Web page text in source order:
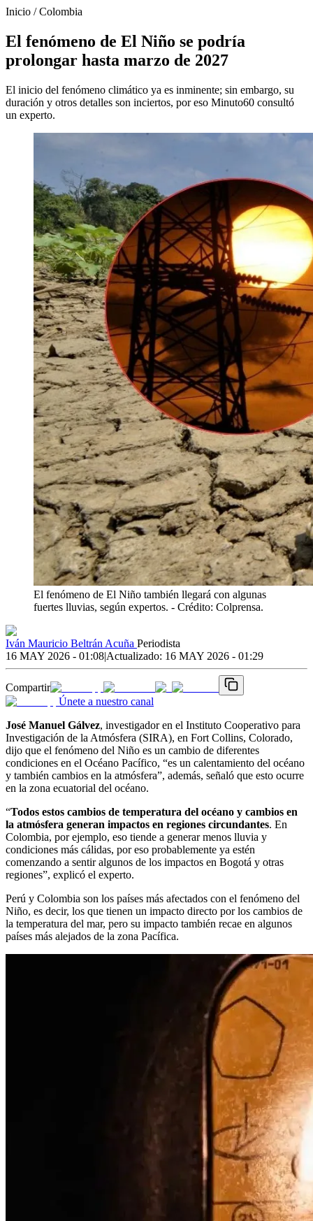
Inicio /Colombia
El fenómeno de El Niño se podría
prolongar hasta marzo de 2027
El inicio del fenómeno climático ya es inminente; sin embargo, su
duración y otros detalles son inciertos, por eso Minuto60 consultó
un experto.
El fenómeno de El Niño también llegará con algunas
fuertes lluvias, según expertos. - Crédito: Colprensa.
Iván Mauricio Beltrán Acuña Periodista
16 MAY 2026 - 01:08|Actualizado: 16 MAY 2026 - 01:29
Compartir
Únete a nuestro canal
José Manuel Gálvez, investigador en el Instituto Cooperativo para
Investigación de la Atmósfera (SIRA), en Fort Collins, Colorado,
dijo que el fenómeno del Niño es un cambio de diferentes
condiciones en el Océano Pacífico, “es un calentamiento del océano
y también cambios en la atmósfera”, además, señaló que esto ocurre
en la zona ecuatorial del océano.
“Todos estos cambios de temperatura del océano y cambios en
la atmósfera generan impactos en regiones circundantes. En
Colombia, por ejemplo, eso tiende a generar menos lluvia y
condiciones más cálidas, por eso probablemente ya estén
comenzando a sentir algunos de los impactos en Bogotá y otras
regiones”, explicó el experto.
Perú y Colombia son los países más afectados con el fenómeno del
Niño, es decir, los que tienen un impacto directo por los cambios de
la temperatura del mar, pero su impacto también recae en algunos
países más alejados de la zona Pacífica.